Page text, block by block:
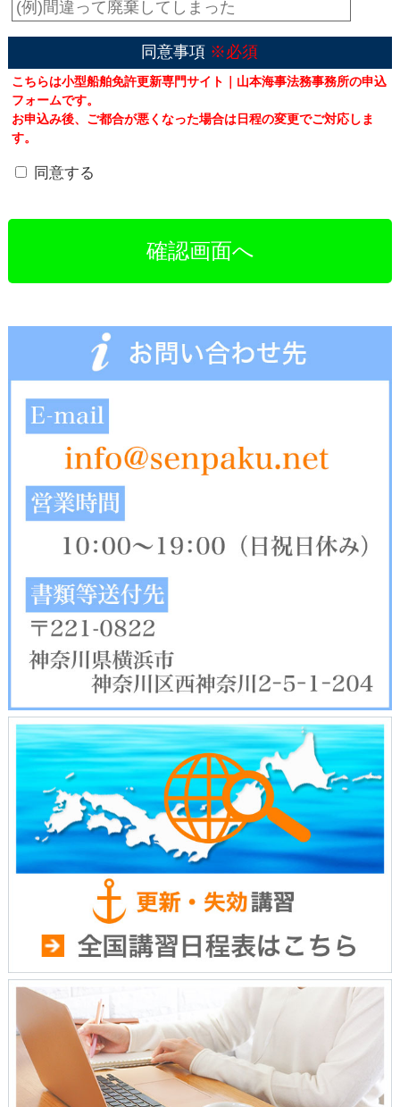
同意事項 ※必須
こちらは小型船舶免許更新専門サイト｜山本海事法務事務所の申込
フォームです。
お申込み後、ご都合が悪くなった場合は日程の変更でご対応しま
す。
同意する